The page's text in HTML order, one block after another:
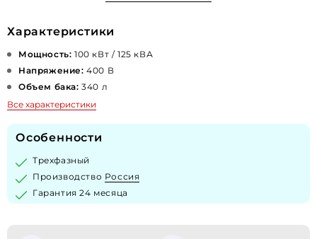
Характеристики
Мощность: 100 кВт / 125 кВА
Напряжение: 400 В
Объем бака: 340 л
Все характеристики
Особенности
Трехфазный
Производство Россия
Гарантия 24 месяца